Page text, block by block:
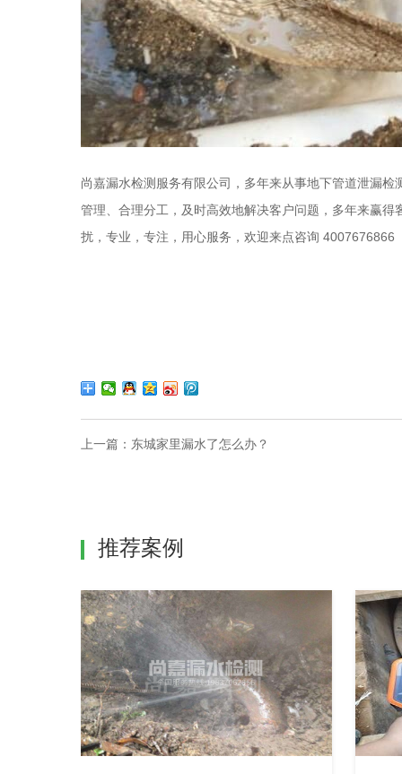
尚嘉漏水检测服务有限公司，多年来从事地下管道泄漏
管理、合理分工，及时高效地解决客户问题，多年来赢
扰，专业，专注，用心服务，欢迎来点咨询 4007676866
上一篇： 东城家里漏水了怎么办？
推荐案例